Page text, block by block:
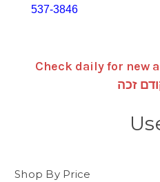
537-3846
Check daily for new
זכה
Shop By Price